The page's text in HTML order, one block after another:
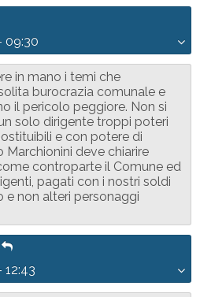
09:30
in mano i temi che
burocrazia comunale e
il pericolo peggiore. Non si
solo dirigente troppi poteri
e con potere di
deve chiarire
controparte il Comune ed
pagati con i nostri soldi
e non alteri personaggi